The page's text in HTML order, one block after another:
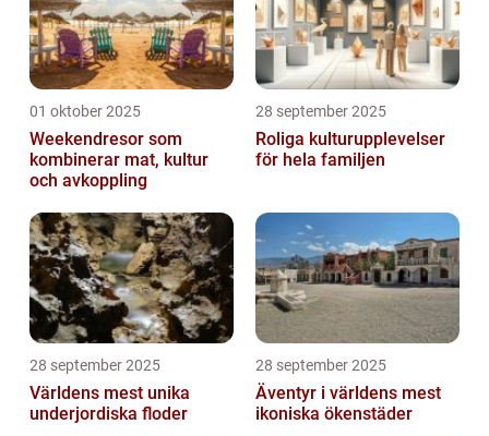
01 oktober 2025
Weekendresor som
kombinerar mat, kultur
och avkoppling
28 september 2025
Roliga kulturupplevelser
för hela familjen
28 september 2025
Världens mest unika
underjordiska floder
28 september 2025
Äventyr i världens mest
ikoniska ökenstäder